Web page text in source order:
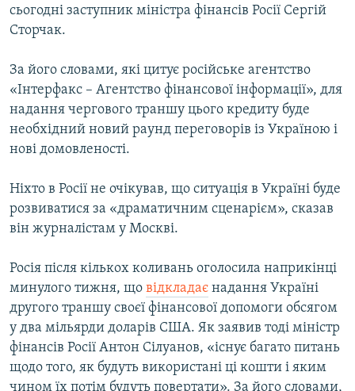
сьогодні заступник міністра фінансів Росії Сергій
Сторчак.
За його словами, які цитує російське агентство
«Інтерфакс – Агентство фінансової інформації», для
надання чергового траншу цього кредиту буде
необхідний новий раунд переговорів із Україною і
нові домовленості.
Ніхто в Росії не очікував, що ситуація в Україні буде
розвиватися за «драматичним сценарієм», сказав
він журналістам у Москві.
Росія після кількох коливань оголосила наприкінці
минулого тижня, що відкладає надання Україні
другого траншу своєї фінансової допомоги обсягом
у два мільярди доларів США. Як заявив тоді міністр
фінансів Росії Антон Сілуанов, «існує багато питань
щодо того, як будуть використані ці кошти і яким
чином їх потім будуть повертати». За його словами,